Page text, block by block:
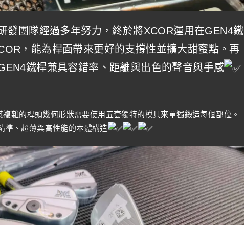
發團隊經過多年努力，終於將XCOR運用在GEN4鐵
，能為桿面帶來更好的支撐性並擴大甜蜜點。再
鐵桿兼具容錯率、距離與出色的聲音與手感
雜的桿頭幾何形狀需要使用五套獨特的模具來單獨鍛造每個部位。
準、超薄與高性能的本體構造